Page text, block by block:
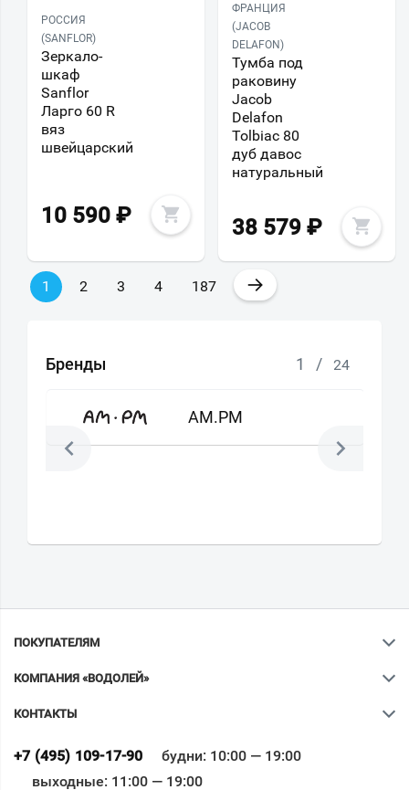
РОССИЯ
(SANFLOR)
Зеркало-
шкаф
Sanflor
Ларго 60 R
вяз
швейцарский
10 590 ₽
ФРАНЦИЯ
(JACOB
DELAFON)
Тумба под
раковину
Jacob
Delafon
Tolbiac 80
дуб давос
натуральный
38 579 ₽
1 2 3 4 187 →
Бренды 1 / 24
AM.PM
ПОКУПАТЕЛЯМ
КОМПАНИЯ «ВОДОЛЕЙ»
КОНТАКТЫ
+7 (495) 109-17-90
будни: 10:00 — 19:00
выходные: 11:00 — 19:00
Всё верно